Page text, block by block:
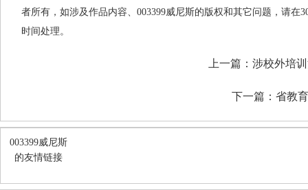
者所有，如涉及作品内容、003399威尼斯的版权和其它问题，请在
时间处理。
上一篇： 涉校外培
下一篇： 省教
003399威尼斯
的友情链接